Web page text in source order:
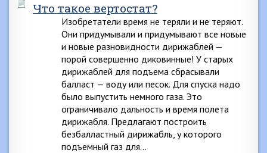
Что такое вертостат?
Изобретатели время не теряли и не теряют.
Они придумывали и придумывают все новые
и новые разновидности дирижаблей —
порой совершенно диковинные! У старых
дирижаблей для подъема сбрасывали
балласт — воду или песок. Для спуска надо
было выпустить немного газа. Это
ограничивало дальность и время полета
дирижабля. Предлагают построить
безбалластный дирижабль, у которого
подъемный газ для…